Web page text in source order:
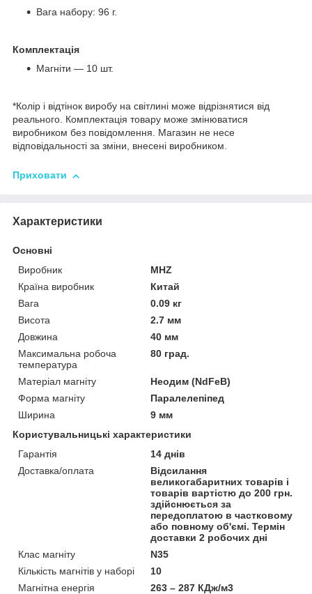
Вага набору: 96 г.
Комплектація
Магніти — 10 шт.
*Колір і відтінок виробу на світлині може відрізнятися від
реального. Комплектація товару може змінюватися
виробником без повідомлення. Магазин не несе
відповідальності за зміни, внесені виробником.
Приховати
Характеристики
Основні
Виробник
MHZ
Країна виробник
Китай
Вага
0.09 кг
Висота
2.7 мм
Довжина
40 мм
Максимальна робоча
температура
80 град.
Матеріал магніту
Неодим (NdFeB)
Форма магніту
Паралелепіпед
Ширина
9 мм
Користувальницькі характеристики
Гарантія
14 днів
Доставка/оплата
Відсилання
великогабаритних товарів і
товарів вартістю до 200 грн.
здійснюється за
передоплатою в частковому
або повному об'ємі. Термін
доставки 2 робочих дні
Клас магніту
N35
Кількість магнітів у наборі
10
Магнітна енергія
263 – 287 КДж/м3